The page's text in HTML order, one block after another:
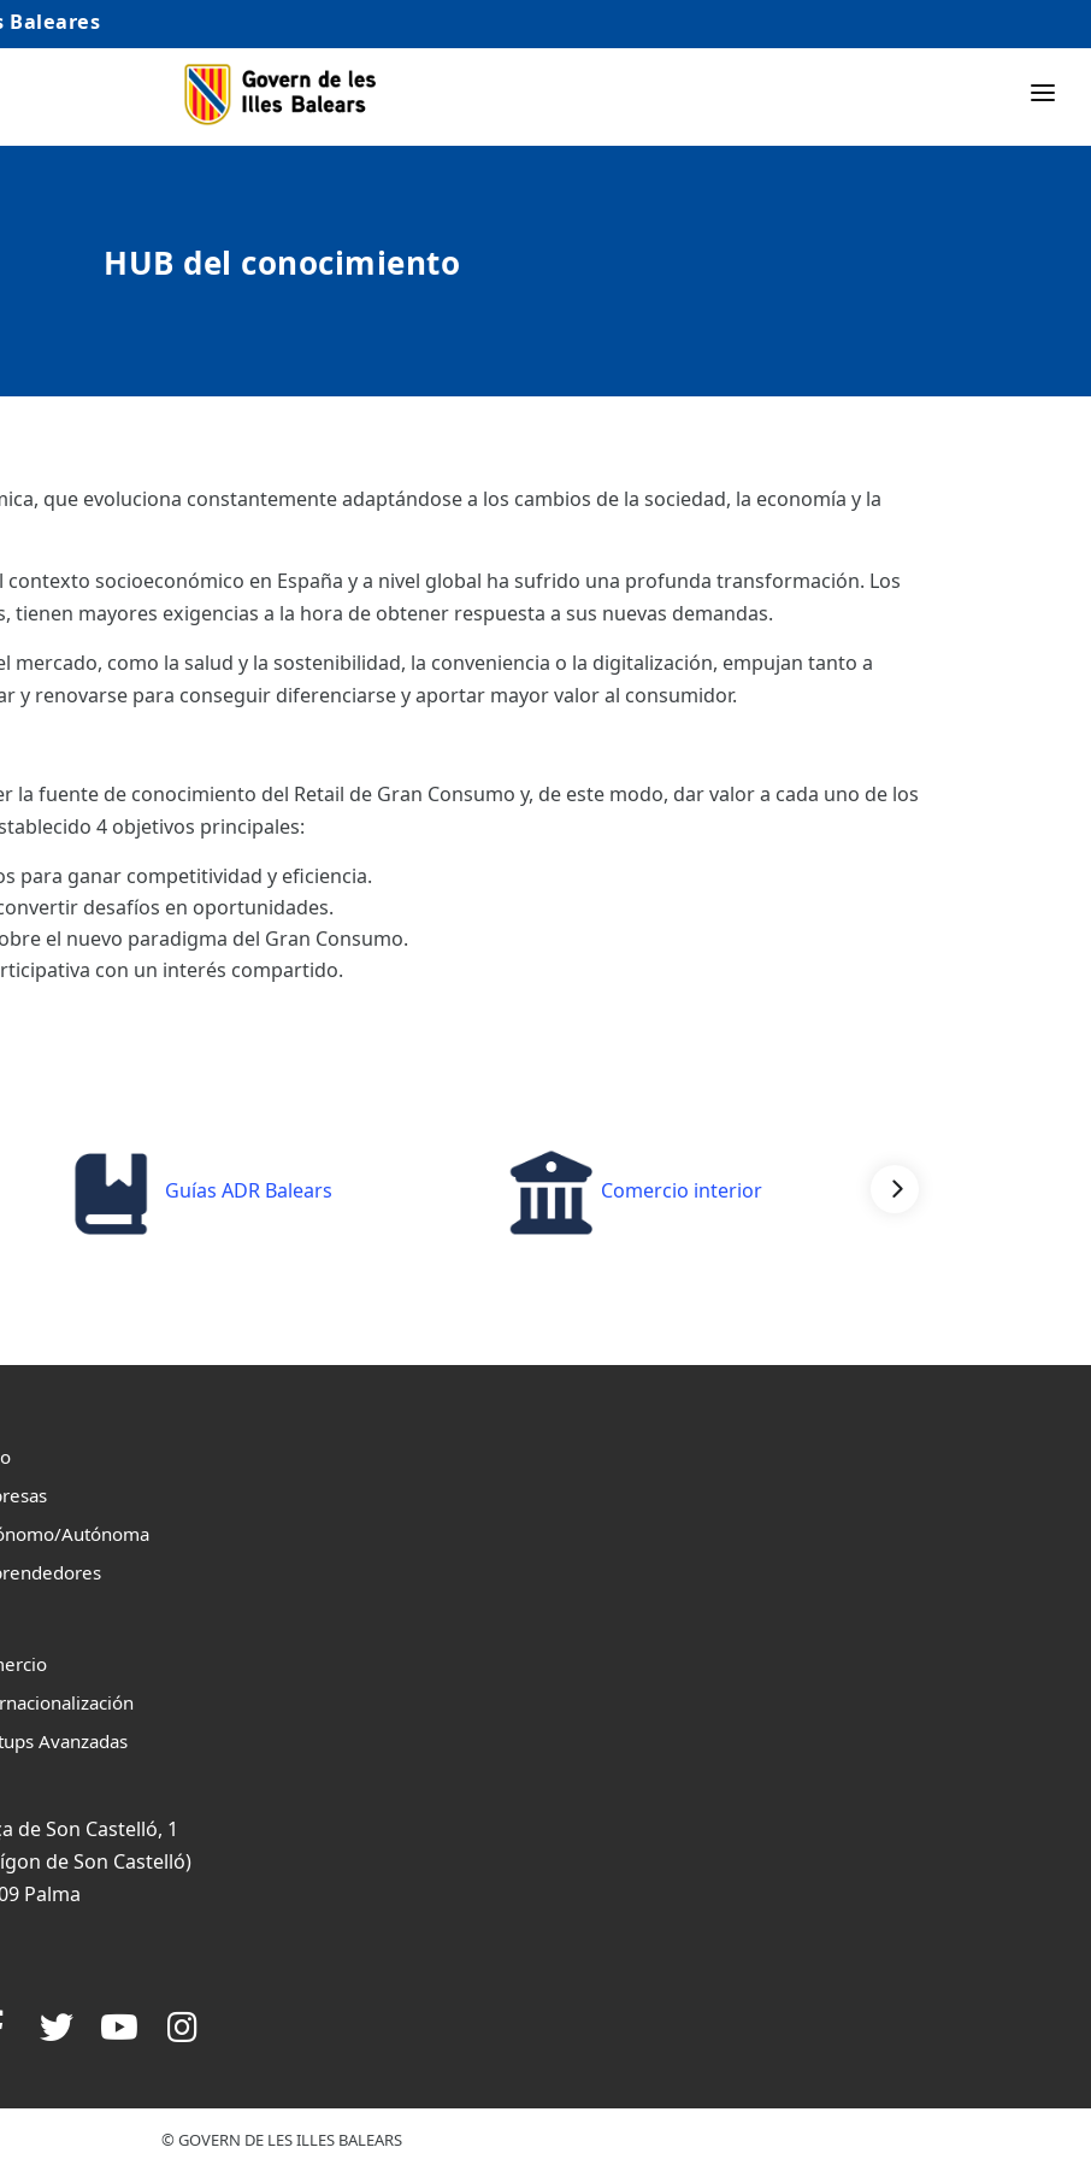
Baleares
HUB del conocimiento
que evoluciona constantemente adaptándose a los cambios de la sociedad, la economía y la
contexto socioeconómico en España y a nivel global ha sufrido una profunda transformación. Los
tienen mayores exigencias a la hora de obtener respuesta a sus nuevas demandas.
mercado, como la salud y la sostenibilidad, la conveniencia o la digitalización, empujan tanto a
y renovarse para conseguir diferenciarse y aportar mayor valor al consumidor.
la fuente de conocimiento del Retail de Gran Consumo y, de este modo, dar valor a cada uno de los
4 objetivos principales:
para ganar competitividad y eficiencia.
desafíos en oportunidades.
el nuevo paradigma del Gran Consumo.
con un interés compartido.
Guías ADR Balears Comercio interior
Autónoma
Avanzadas
de Son Castelló, 1
de Son Castelló)
Palma
© GOVERN DE LES ILLES BALEARS